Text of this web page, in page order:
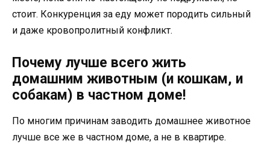
стоит. Конкуренция за еду может породить сильный
и даже кровопролитный конфликт.
Почему лучше всего жить
домашним животным (и кошкам, и
собакам) в частном доме!
По многим причинам заводить домашнее животное
лучше все же в частном доме, а не в квартире.